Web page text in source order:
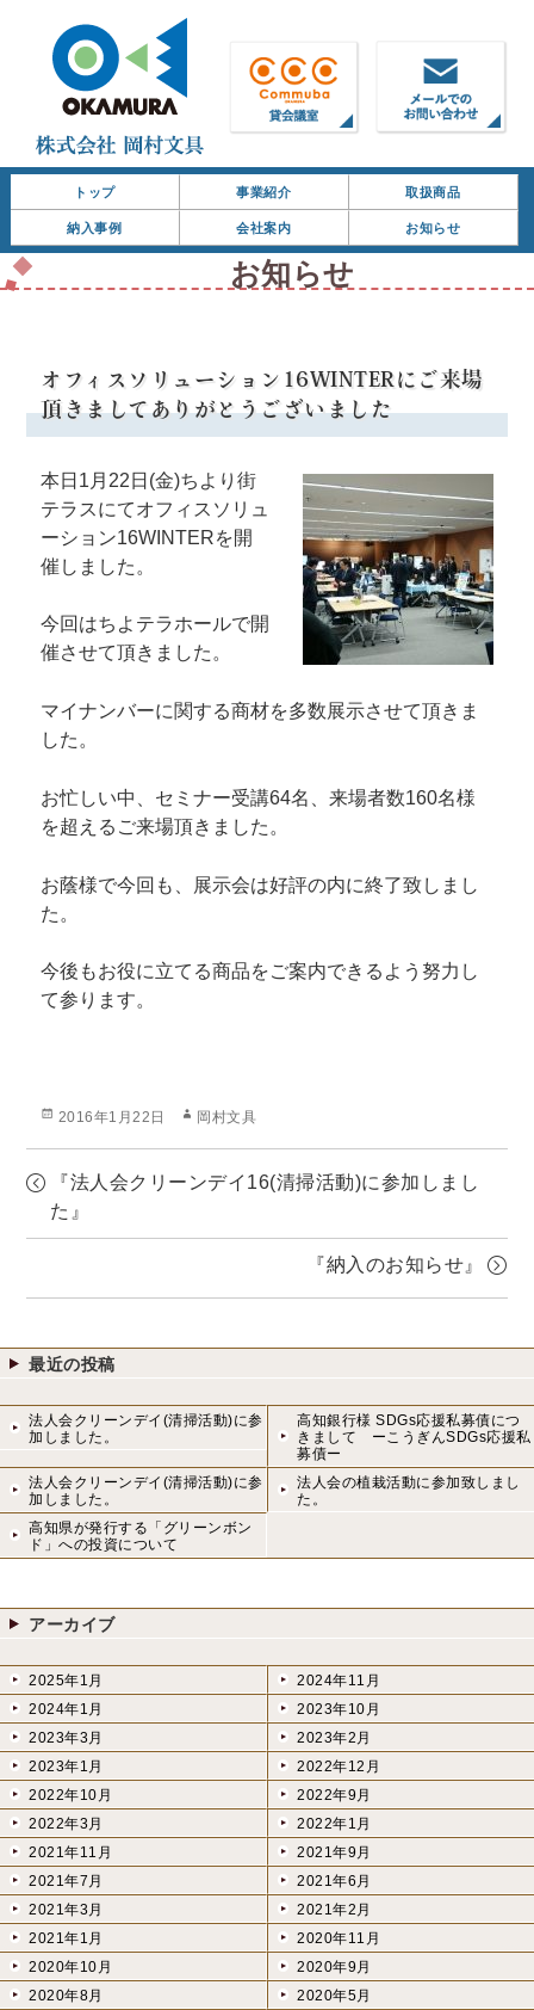
トップ 事業紹介 取扱商品
納入事例 会社案内 お知らせ
お知らせ
オフィスソリューション16WINTERにご来場
頂きましてありがとうございました
本日1月22日(金)ちより街
テラスにてオフィスソリュ
ーション16WINTERを開
催しました。
今回はちよテラホールで開
催させて頂きました。
マイナンバーに関する商材を多数展示させて頂きま
した。
お忙しい中、セミナー受講64名、来場者数160名様
を超えるご来場頂きました。
お蔭様で今回も、展示会は好評の内に終了致しまし
た。
今後もお役に立てる商品をご案内できるよう努力し
て参ります。
投
2016年1月22日
作
岡村文具
『法人会クリーンデイ16(清掃活動)に参加しまし
た』
『納入のお知らせ』
最近の投稿
法人会クリーンデイ(清掃活動)に参
加しました。
高知銀行様 SDGs応援私募債につ
きまして ーこうぎんSDGs応援私
募債ー
法人会クリーンデイ(清掃活動)に参
加しました。
法人会の植栽活動に参加致しまし
た。
高知県が発行する「グリーンボン
ド」への投資について
アーカイブ
2025年1月
2024年11月
2024年1月
2023年10月
2023年3月
2023年2月
2023年1月
2022年12月
2022年10月
2022年9月
2022年3月
2022年1月
2021年11月
2021年9月
2021年7月
2021年6月
2021年3月
2021年2月
2021年1月
2020年11月
2020年10月
2020年9月
2020年8月
2020年5月